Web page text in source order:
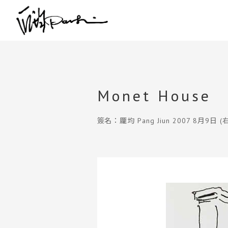
Monet House
簽名：龎均 Pang Jiun 2007 8月9日 (